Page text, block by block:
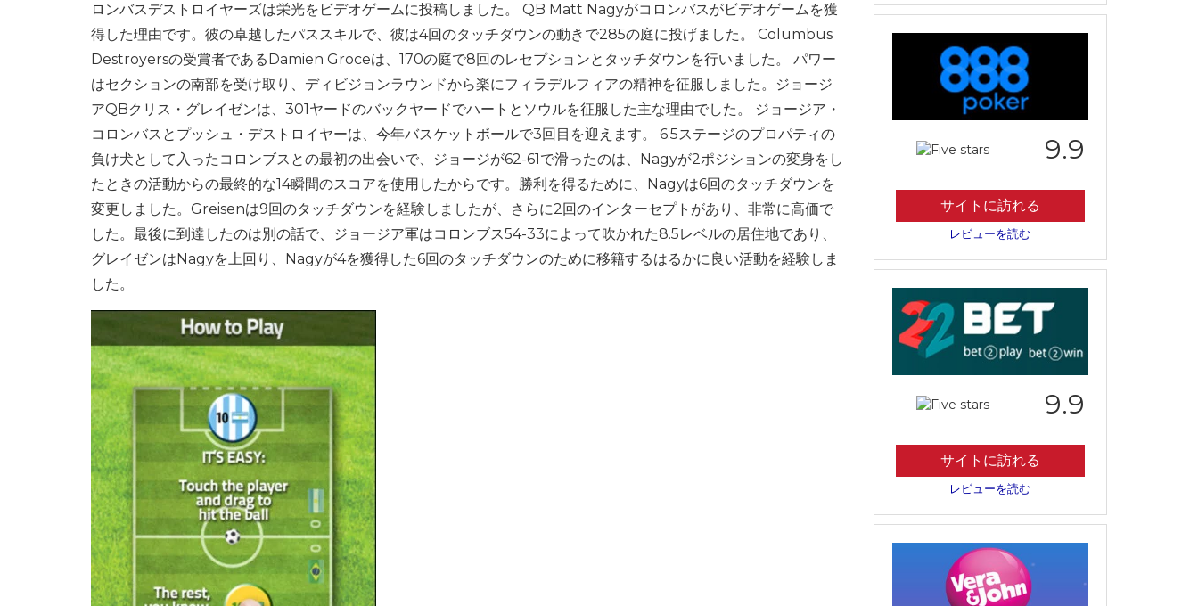
ロンバスデストロイヤーズは栄光をビデオゲームに投稿しました。 QB Matt Nagyがコロンバスがビデオゲームを獲
得した理由です。彼の卓越したパススキルで、彼は4回のタッチダウンの動きで285の庭に投げました。 Columbus
Destroyersの受賞者であるDamien Groceは、170の庭で8回のレセプションとタッチダウンを行いました。 パワー
はセクションの南部を受け取り、ディビジョンラウンドから楽にフィラデルフィアの精神を征服しました。ジョージ
アQBクリス・グレイゼンは、301ヤードのバックヤードでハートとソウルを征服した主な理由でした。 ジョージア・
コロンバスとプッシュ・デストロイヤーは、今年バスケットボールで3回目を迎えます。 6.5ステージのプロパティの
負け犬として入ったコロンブスとの最初の出会いで、ジョージが62-61で滑ったのは、Nagyが2ポジションの変身をし
たときの活動からの最終的な14瞬間のスコアを使用したからです。勝利を得るために、Nagyは6回のタッチダウンを
変更しました。Greisenは9回のタッチダウンを経験しましたが、さらに2回のインターセプトがあり、非常に高価で
した。最後に到達したのは別の話で、ジョージア軍はコロンブス54-33によって吹かれた8.5レベルの居住地であり、
グレイゼンはNagyを上回り、Nagyが4を獲得した6回のタッチダウンのために移籍するはるかに良い活動を経験しま
した。
9.9
サイトに訪れる
レビューを読む
9.9
サイトに訪れる
レビューを読む